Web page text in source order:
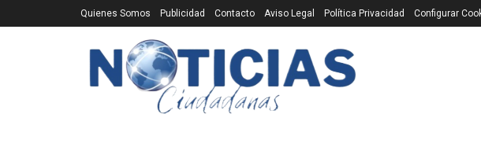
Quienes Somos Publicidad Contacto Aviso Legal Política Privacidad Configurar